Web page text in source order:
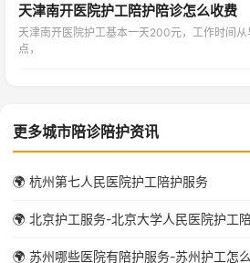
天津南开医院护工陪护陪诊怎么收费
天津南开医院护工基本一天200元，工作时间从
点，
更多城市陪诊陪护资讯
🌍 杭州第七人民医院护工陪护服务
🌍 北京护工服务-北京大学人民医院护工
🌍 苏州哪些医院有陪护服务-苏州护工怎